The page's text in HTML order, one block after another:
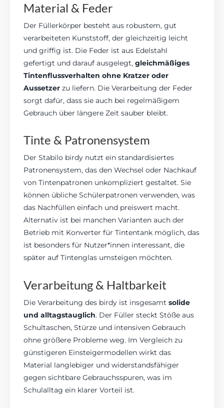
Material & Feder
Der Füllerkörper besteht aus robustem, gut
verarbeiteten Kunststoff, der gleichzeitig leicht
und griffig ist. Die Feder ist aus Edelstahl
gefertigt und darauf ausgelegt,gleichmäßiges
Tintenflussverhalten ohne Kratzer oder
Aussetzer zu liefern. Die Verarbeitung der Feder
sorgt dafür, dass sie auch bei regelmäßigem
Gebrauch über längere Zeit sauber bleibt.
Tinte & Patronensystem
Der Stabilo birdy nutzt ein standardisiertes
Patronensystem, das den Wechsel oder Nachkauf
von Tintenpatronen unkompliziert gestaltet. Sie
können übliche Schülerpatronen verwenden, was
das Nachfüllen einfach und preiswert macht.
Alternativ ist bei manchen Varianten auch der
Betrieb mit Konverter für Tintentank möglich, das
ist besonders für Nutzer*innen interessant, die
später auf Tintenglas umsteigen möchten.
Verarbeitung & Haltbarkeit
Die Verarbeitung des birdy ist insgesamtsolide
und alltagstauglich. Der Füller steckt Stöße aus
Schultaschen, Stürze und intensiven Gebrauch
ohne größere Probleme weg. Im Vergleich zu
günstigeren Einsteigermodellen wirkt das
Material langlebiger und widerstandsfähiger
gegen sichtbare Gebrauchsspuren, was im
Schulalltag ein klarer Vorteil ist.